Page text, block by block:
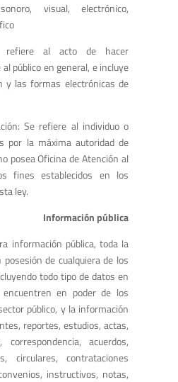
visual, electrónico,
refiere al acto de hacer
público en general, e incluye
y las formas electrónicas de
Se refiere al individuo o
por la máxima autoridad de
posea Oficina de Atención al
fines establecidos en los
ley.
Información pública
información pública, toda la
de cualquiera de los
todo tipo de datos en
en poder de los
público, y la información
reportes, estudios, actas,
correspondencia, acuerdos,
circulares, contrataciones
instructivos, notas,